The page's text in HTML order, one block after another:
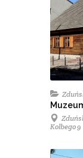
Kolbego 9